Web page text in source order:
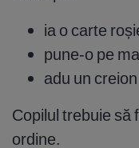
ia o carte
pune-o pe
adu un
Copilul trebuie să
ordine.